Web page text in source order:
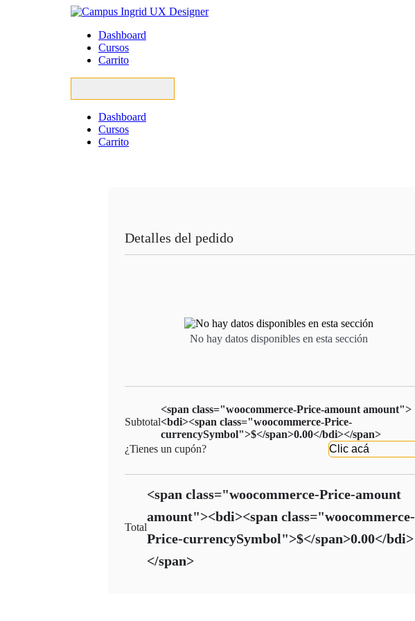
Dashboard
Cursos
Carrito
Dashboard
Cursos
Carrito
Detalles del pedido
No hay datos disponibles en esta sección
Subtotal
<span class="woocommerce-Price-amount amount">
<bdi><span class="woocommerce-Price-
currencySymbol">$</span>0.00</bdi></span>
¿Tienes un cupón?
Clic acá
Total
<span class="woocommerce-Price-amount
amount"><bdi><span class="woocommerce-
Price-currencySymbol">$</span>0.00</bdi>
</span>